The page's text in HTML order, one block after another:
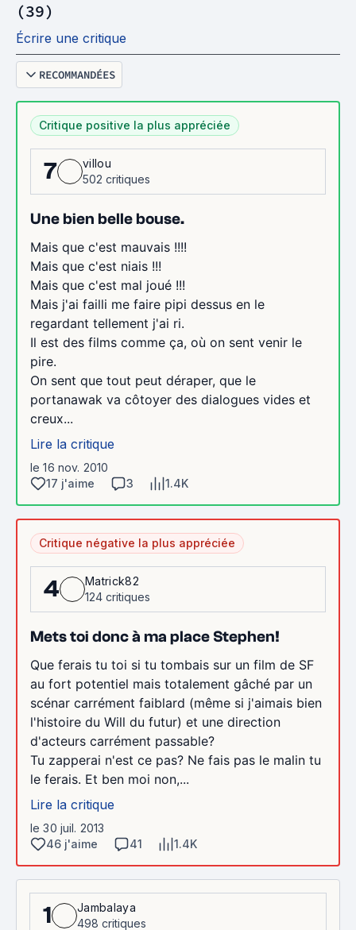
(39)
Écrire une critique
RECOMMANDÉES
Critique positive la plus appréciée
7
villou
502 critiques
Une bien belle bouse.
Mais que c'est mauvais !!!!
Mais que c'est niais !!!
Mais que c'est mal joué !!!
Mais j'ai failli me faire pipi dessus en le
regardant tellement j'ai ri.
Il est des films comme ça, où on sent venir le
pire.
On sent que tout peut déraper, que le
portanawak va côtoyer des dialogues vides et
creux...
Lire la critique
le 16 nov. 2010
17 j'aime
3 1.4K
Critique négative la plus appréciée
4
Matrick82
124 critiques
Mets toi donc à ma place Stephen!
Que ferais tu toi si tu tombais sur un film de SF
au fort potentiel mais totalement gâché par un
scénar carrément faiblard (même si j'aimais bien
l'histoire du Will du futur) et une direction
d'acteurs carrément passable?
Tu zapperai n'est ce pas? Ne fais pas le malin tu
le ferais. Et ben moi non,...
Lire la critique
le 30 juil. 2013
46 j'aime
41 1.4K
1
Jambalaya
498 critiques